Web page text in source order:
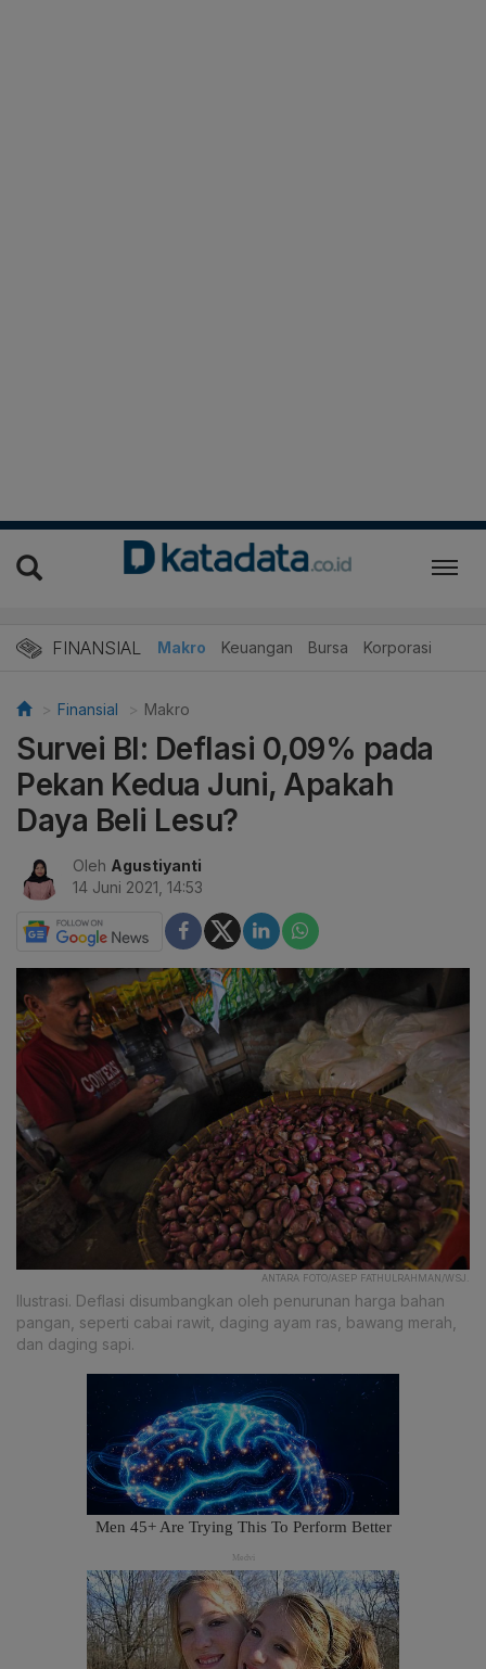
FINANSIAL Makro Keuangan Bursa Korporasi
Finansial Makro
Survei BI: Deflasi 0,09% pada
Pekan Kedua Juni, Apakah
Daya Beli Lesu?
Oleh Agustiyanti
14 Juni 2021, 14:53
ANTARA FOTO/ASEP FATHULRAHMAN/WSJ.
Ilustrasi. Deflasi disumbangkan oleh penurunan harga bahan
pangan, seperti cabai rawit, daging ayam ras, bawang merah,
dan daging sapi.